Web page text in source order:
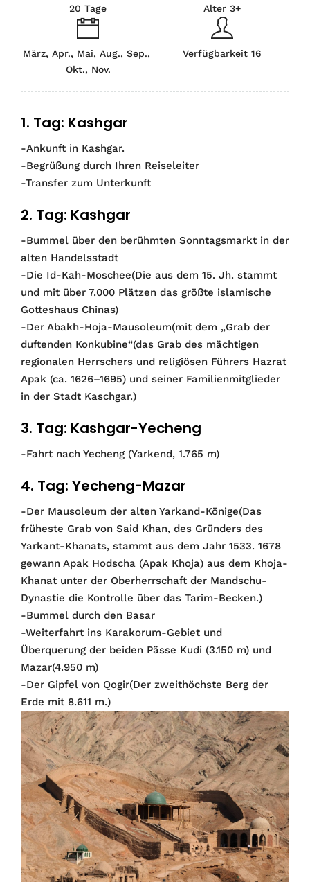
20 Tage Alter 3+
März, Apr., Mai, Aug., Sep.,
Okt., Nov.
Verfügbarkeit 16
1. Tag: Kashgar
-Ankunft in Kashgar.
-Begrüßung durch Ihren Reiseleiter
-Transfer zum Unterkunft
2. Tag: Kashgar
-Bummel über den berühmten Sonntagsmarkt in der
alten Handelsstadt
-Die Id-Kah-Moschee(Die aus dem 15. Jh. stammt
und mit über 7.000 Plätzen das größte islamische
Got­teshaus Chinas)
-Der Abakh-Hoja-Mausoleum(mit dem „Grab der
duftenden Konkubine“(das Grab des mächtigen
regionalen Herrschers und religiösen Führers Hazrat
Apak (ca. 1626–1695) und seiner Familienmitglieder
in der Stadt Kaschgar.)
3. Tag: Kashgar-Yecheng
-Fahrt nach Yecheng (Yarkend, 1.765 m)
4. Tag: Yecheng-Mazar
-Der Mausoleum der alten Yarkand-Könige(Das
früheste Grab von Said Khan, des Gründers des
Yarkant-Khanats, stammt aus dem Jahr 1533. 1678
gewann Apak Hodscha (Apak Khoja) aus dem Khoja-
Khanat unter der Oberherrschaft der Mandschu-
Dynastie die Kontrolle über das Tarim-Becken.)
-Bummel durch den Basar
-Weiterfahrt ins Karakorum-Gebiet und
Überquerung der beiden Pässe Kudi (3.150 m) und
Mazar(4.950 m)
-Der Gipfel von Qogir(Der zweithöchste Berg der
Erde mit 8.611 m.)